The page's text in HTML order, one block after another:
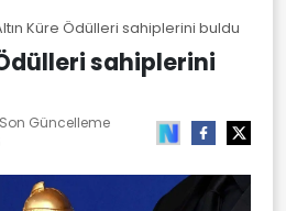
Küre Ödülleri sahiplerini buldu
sahiplerini
Güncelleme